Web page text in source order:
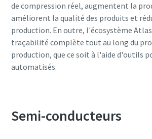
de compression réel, augmentent la
améliorent la qualité des produits et
production. En outre, l'écosystème
traçabilité complète tout au long du
production, que ce soit à l'aide d'outils
automatisés.
Semi-conducteurs